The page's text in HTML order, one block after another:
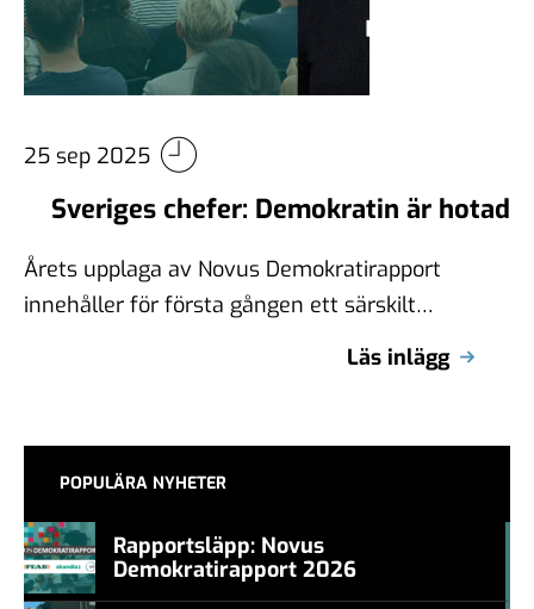
25 sep 2025
Sveriges chefer: Demokratin är hotad
Årets upplaga av Novus Demokratirapport
innehåller för första gången ett särskilt
Läs inlägg
POPULÄRA NYHETER
Rapportsläpp: Novus
Demokratirapport 2026